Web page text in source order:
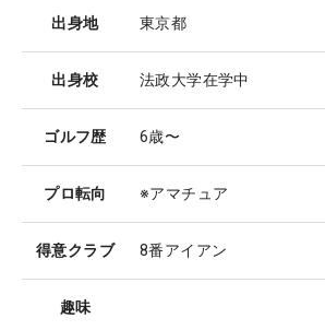
出身地 東京都
出身校 法政大学在学中
ゴルフ歴 6歳〜
プロ転向 ※アマチュア
得意クラブ 8番アイアン
趣味